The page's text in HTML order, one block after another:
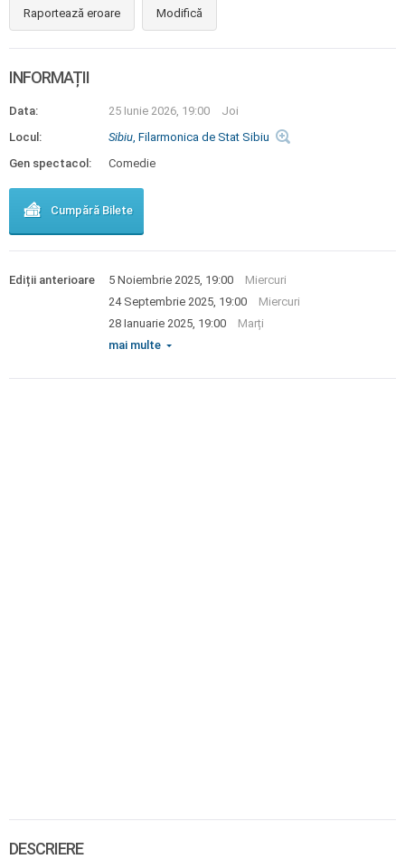
Raportează eroare Modifică
INFORMAȚII
Data: 25 Iunie 2026, 19:00
Joi
Locul:
Sibiu, Filarmonica de Stat Sibiu
Gen spectacol:
Comedie
Cumpără Bilete
Ediții anterioare 5 Noiembrie 2025, 19:00
Miercuri
24 Septembrie 2025, 19:00
Miercuri
28 Ianuarie 2025, 19:00
Marți
mai multe
DESCRIERE